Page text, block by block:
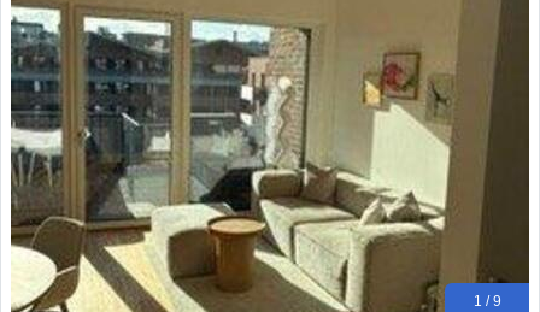
1 / 9